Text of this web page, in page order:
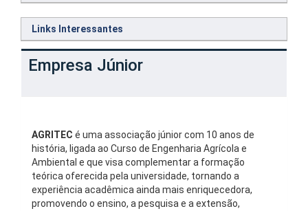
Links Interessantes
Empresa Júnior
AGRITEC é uma associação júnior com 10 anos de
história, ligada ao Curso de Engenharia Agrícola e
Ambiental e que visa complementar a formação
teórica oferecida pela universidade, tornando a
experiência acadêmica ainda mais enriquecedora,
promovendo o ensino, a pesquisa e a extensão,